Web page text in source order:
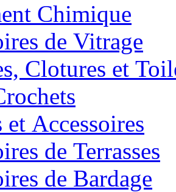
Chimique
de Vitrage
Clotures et
et Accessoires
de Terrasses
de Bardage